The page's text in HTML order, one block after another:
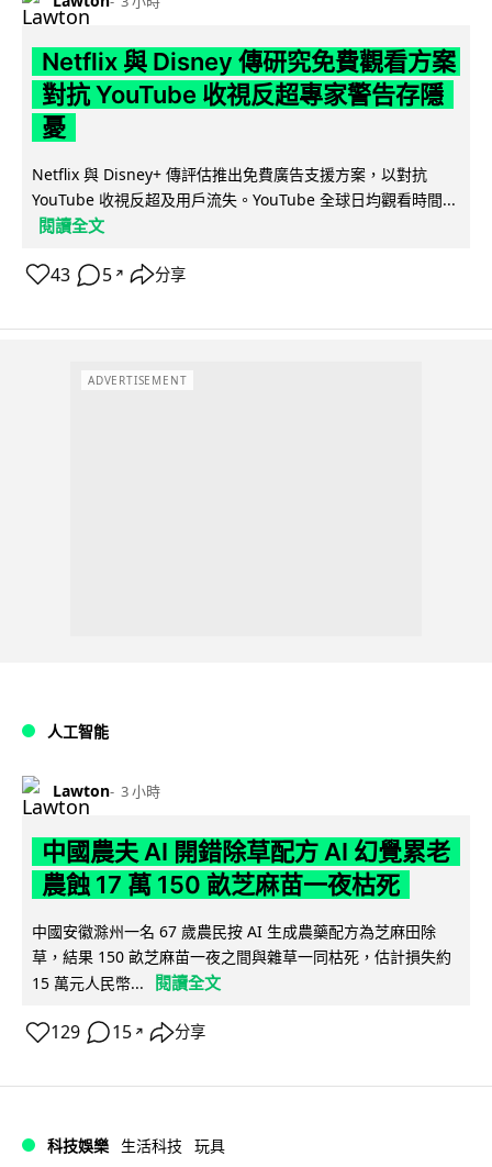
Netflix 與 Disney 傳研究免費觀看方案
對抗 YouTube 收視反超專家警告存隱
憂
Netflix 與 Disney+ 傳評估推出免費廣告支援方案，以對抗
YouTube 收視反超及用戶流失。YouTube 全球日均觀看時間...
閱讀全文
43 5 ↗ 分享
ADVERTISEMENT
人工智能
Lawton 3 小時
中國農夫 AI 開錯除草配方 AI 幻覺累老
農蝕 17 萬 150 畝芝麻苗一夜枯死
中國安徽滁州一名 67 歲農民按 AI 生成農藥配方為芝麻田除
草，結果 150 畝芝麻苗一夜之間與雜草一同枯死，估計損失約
15 萬元人民幣...
閱讀全文
129 15 ↗ 分享
科技娛樂 生活科技 玩具